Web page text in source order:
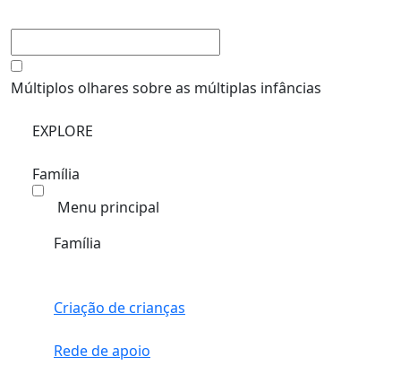
Múltiplos olhares sobre as múltiplas infâncias
EXPLORE
Família
Menu principal
Família
Criação de crianças
Rede de apoio